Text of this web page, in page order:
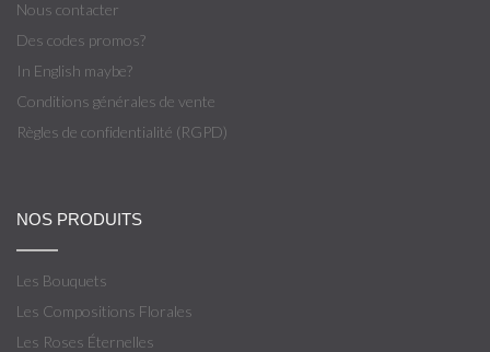
Nous contacter
Des codes promos?
In English maybe?
Conditions générales de vente
Règles de confidentialité (RGPD)
NOS PRODUITS
Les Bouquets
Les Compositions Florales
Les Roses Éternelles